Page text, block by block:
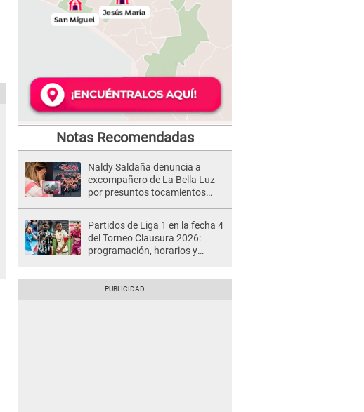
Notas Recomendadas
Naldy Saldaña denuncia a
excompañero de La Bella Luz
por presuntos tocamientos
Partidos de Liga 1 en la fecha 4
del Torneo Clausura 2026:
programación, horarios y